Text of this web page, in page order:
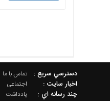
دسترسي سريع : تماس با ما
اخبار سایت : اجتماعی
چند رسانه اي : یادداشت